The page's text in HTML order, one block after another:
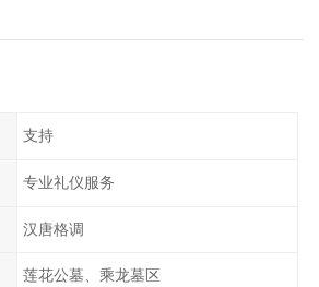
支持
专业礼仪服务
汉唐格调
莲花公墓、乘龙墓区